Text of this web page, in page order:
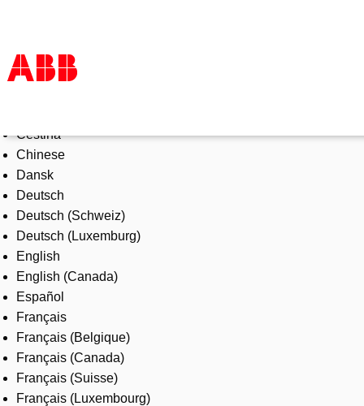
Products & Solutions
Industries
Services
About us
Where to buy
Contact us
Careers
Čeština
Chinese
Dansk
Deutsch
Deutsch (Schweiz)
Deutsch (Luxemburg)
English
English (Canada)
Español
Français
Français (Belgique)
Français (Canada)
Français (Suisse)
Français (Luxembourg)